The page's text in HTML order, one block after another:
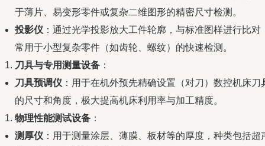
于薄片、易变形零件或复杂二维图形的精密尺寸检测。
投影仪 ：通过光学投影放大工件轮廓，与标准图样进行比对
常用于小型复杂零件（如齿轮、螺纹）的快速检测。
刀具与专用测量设备 ：
刀具预调仪 ：用于在机外预先精确设置（对刀）数控机床刀
的尺寸和角度，极大提高机床利用率与加工精度。
物理性能测试设备 ：
测厚仪 ：用于测量涂层、薄膜、板材等的厚度，种类包括超